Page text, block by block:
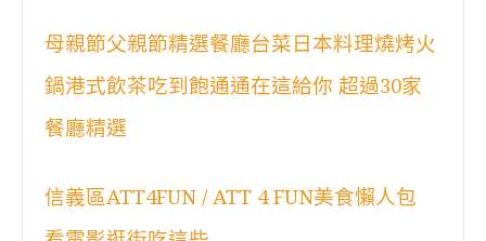
母親節父親節精選餐廳台菜日本料理燒烤火
鍋港式飲茶吃到飽通通在這給你 超過30家
餐廳精選
信義區ATT4FUN / ATT 4 FUN美食懶人包